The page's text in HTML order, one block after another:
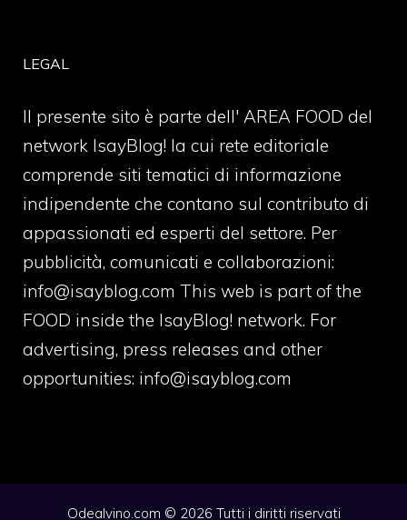
LEGAL
Il presente sito è parte dell' AREA FOOD del
network IsayBlog! la cui rete editoriale
comprende siti tematici di informazione
indipendente che contano sul contributo di
appassionati ed esperti del settore. Per
pubblicità, comunicati e collaborazioni:
info@isayblog.com This web is part of the
FOOD inside the IsayBlog! network. For
advertising, press releases and other
opportunities: info@isayblog.com
Odealvino.com © 2026 Tutti i diritti riservati